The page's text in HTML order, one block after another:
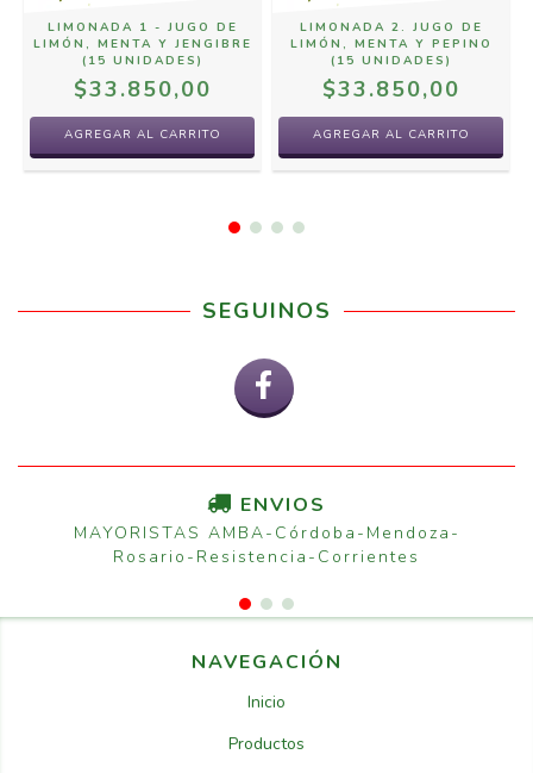
LIMONADA 1 - JUGO DE
LIMÓN, MENTA Y JENGIBRE
(15 UNIDADES)
$33.850,00
LIMONADA 2. JUGO DE
LIMÓN, MENTA Y PEPINO
(15 UNIDADES)
$33.850,00
SEGUINOS
ENVIOS
MAYORISTAS AMBA-Córdoba-Mendoza-
Rosario-Resistencia-Corrientes
NAVEGACIÓN
Inicio
Productos